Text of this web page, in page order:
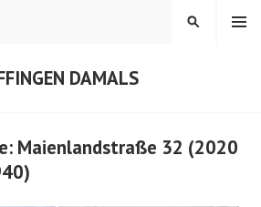
DAMALS
MENÜ
SUCHEN
Maienlandstraße 32 (2020